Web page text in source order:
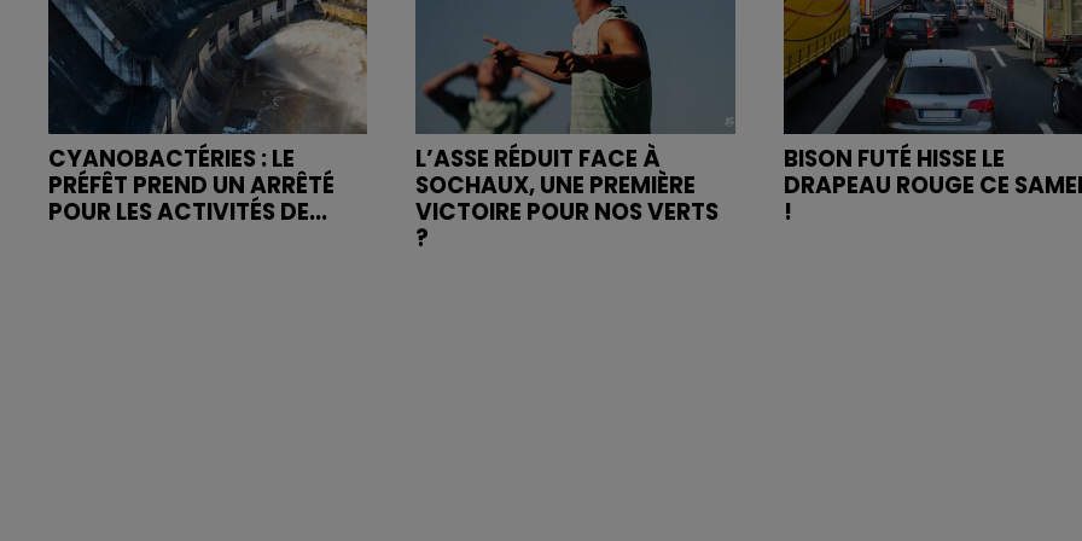
CYANOBACTÉRIES : LE
PRÉFÊT PREND UN ARRÊTÉ
POUR LES ACTIVITÉS DE...
L’ASSE RÉDUIT FACE À
SOCHAUX, UNE PREMIÈRE
VICTOIRE POUR NOS VERTS
?
BISON FUTÉ HISSE LE
DRAPEAU ROUGE CE
!